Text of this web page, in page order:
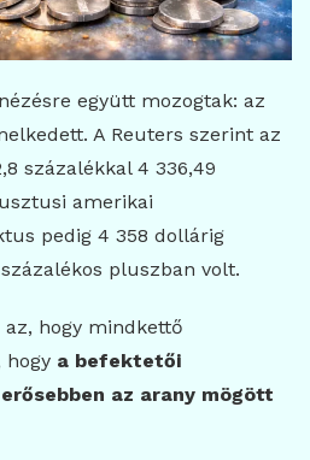
együtt mozogtak: az
A Reuters szerint az
százalékkal 4 336,49
amerikai
pedig 4 358 dollárig
pluszban volt.
hogy mindkettő
hogy a befektetői
az arany mögött